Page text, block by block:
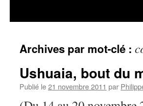
Archives par mot-clé :
Ushuaia, bout du
Publié le21 novembre 2011 par